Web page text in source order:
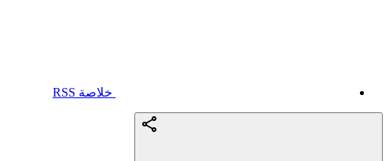
خلاصة RSS